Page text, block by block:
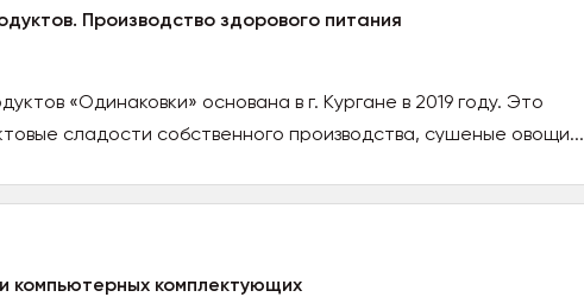
Производство здорового питания
«Одинаковки» основана в г. Кургане в 2019 году. Это
сладости собственного производства, сушеные овощи...
компьютерных комплектующих